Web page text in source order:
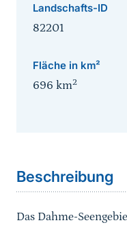
Landschafts-ID
82201
Fläche in km²
696 km2
Beschreibung
Das Dahme-